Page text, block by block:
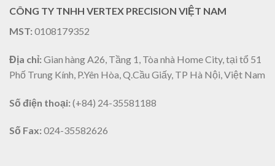
CÔNG TY TNHH VERTEX PRECISION VIỆT NAM
MST: 0108179352
Địa chỉ: Gian hàng A26, Tầng 1, Tòa nhà Home City, tại tổ 51
Phố Trung Kính, P.Yên Hòa, Q.Cầu Giấy, TP Hà Nội, Việt Nam
Số điện thoại: (+84) 24-35581188
Số Fax: 024-35582626